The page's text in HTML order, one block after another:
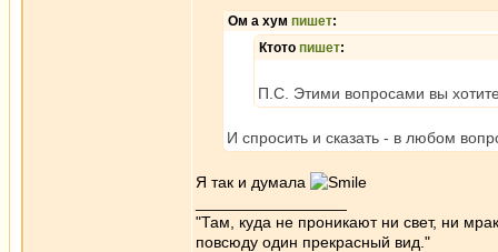
Ом а хум пишет:
Ктото пишет:
П.С. Этими вопросами вы хотите
И спросить и сказать - в любом
Я так и думала
"Там, куда не проникают ни свет, ни
повсюду один прекрасный вид."